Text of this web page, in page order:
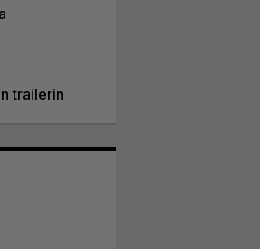
trailerin